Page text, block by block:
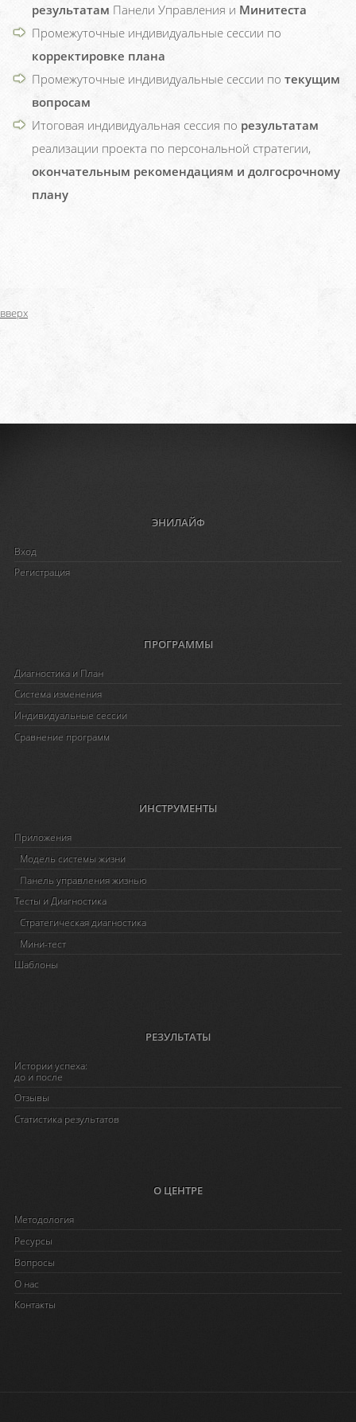
результатам Панели Управления и Минитеста
Промежуточные индивидуальные сессии по
корректировке плана
Промежуточные индивидуальные сессии по текущим
вопросам
Итоговая индивидуальная сессия по результатам
реализации проекта по персональной стратегии,
окончательным рекомендациям и долгосрочному
плану
вверх
ЭНИЛАЙФ
Вход
Регистрация
ПРОГРАММЫ
Диагностика и План
Система изменения
Индивидуальные сессии
Сравнение программ
ИНСТРУМЕНТЫ
Приложения
Модель системы жизни
Панель управления жизнью
Тесты и Диагностика
Стратегическая диагностика
Мини-тест
Шаблоны
РЕЗУЛЬТАТЫ
Истории успеха:
до и после
Отзывы
Статистика результатов
О ЦЕНТРЕ
Методология
Ресурсы
Вопросы
O нас
Контакты